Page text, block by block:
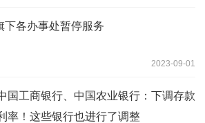
下各办事处暂停服务
2023-09-01
国工商银行、中国农业银行：下调存款
率！这些银行也进行了调整